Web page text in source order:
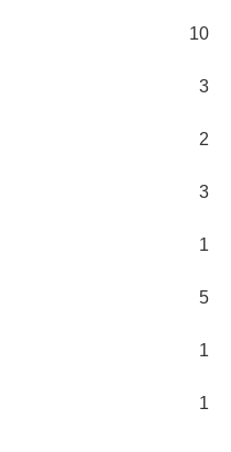
10
3
2
3
1
5
1
1